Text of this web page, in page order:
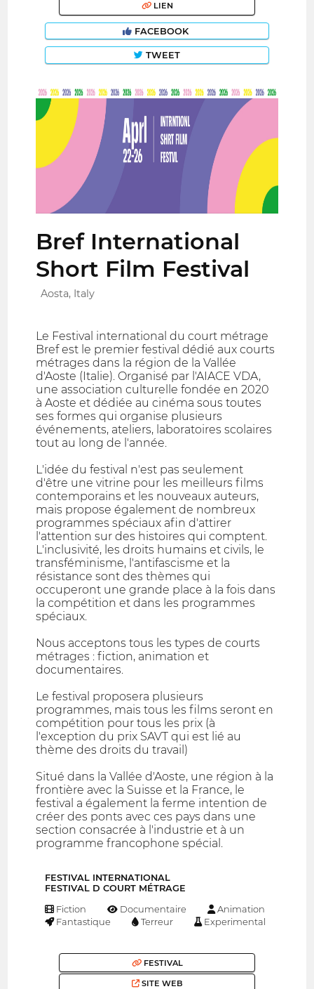
LIEN
FACEBOOK
TWEET
Bref International
Short Film Festival
Aosta, Italy
Le Festival international du court métrage
Bref est le premier festival dédié aux courts
métrages dans la région de la Vallée
d'Aoste (Italie). Organisé par l'AIACE VDA,
une association culturelle fondée en 2020
à Aoste et dédiée au cinéma sous toutes
ses formes qui organise plusieurs
événements, ateliers, laboratoires scolaires
tout au long de l'année.
L'idée du festival n'est pas seulement
d'être une vitrine pour les meilleurs films
contemporains et les nouveaux auteurs,
mais propose également de nombreux
programmes spéciaux afin d'attirer
l'attention sur des histoires qui comptent.
L'inclusivité, les droits humains et civils, le
transféminisme, l'antifascisme et la
résistance sont des thèmes qui
occuperont une grande place à la fois dans
la compétition et dans les programmes
spéciaux.
Nous acceptons tous les types de courts
métrages : fiction, animation et
documentaires.
Le festival proposera plusieurs
programmes, mais tous les films seront en
compétition pour tous les prix (à
l'exception du prix SAVT qui est lié au
thème des droits du travail)
Situé dans la Vallée d'Aoste, une région à la
frontière avec la Suisse et la France, le
festival a également la ferme intention de
créer des ponts avec ces pays dans une
section consacrée à l'industrie et à un
programme francophone spécial.
FESTIVAL INTERNATIONAL
FESTIVAL D COURT MÉTRAGE
Fiction Documentaire
Animation
Fantastique
Terreur Experimental
FESTIVAL
SITE WEB